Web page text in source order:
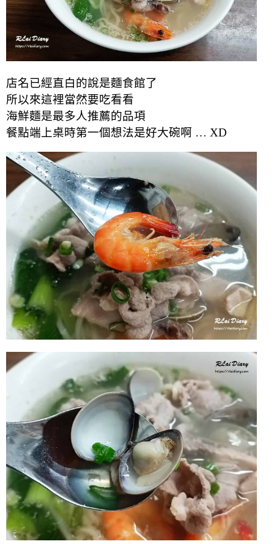
店名已經直白的說是麵食館了
所以來這裡當然要吃看看
海鮮麵是最多人推薦的品項
餐點端上桌時第一個想法是好大碗啊 … XD